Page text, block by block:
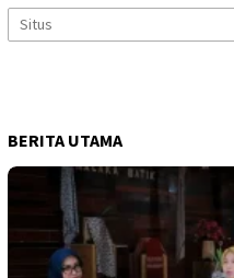
BERITA UTAMA